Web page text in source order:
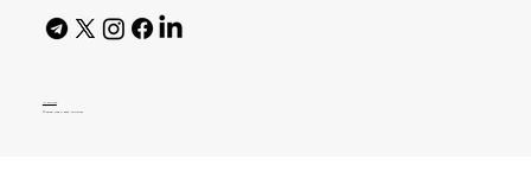
AI Policy
© 2026 High Bar Journal